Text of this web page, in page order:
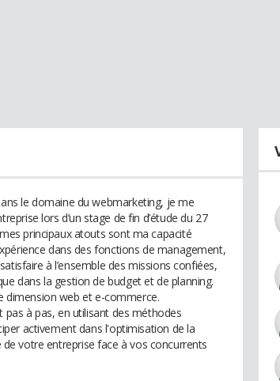
le domaine du webmarketing, je me
lors d’un stage de fin d’étude du 27
principaux atouts sont ma capacité
dans des fonctions de management,
à l’ensemble des missions confiées,
dans la gestion de budget et de planning.
dimension web et e-commerce.
à pas, en utilisant des méthodes
activement dans l'optimisation de la
votre entreprise face à vos concurrents